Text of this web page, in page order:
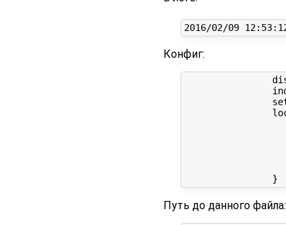
Конфиг:
Путь до данного файла: